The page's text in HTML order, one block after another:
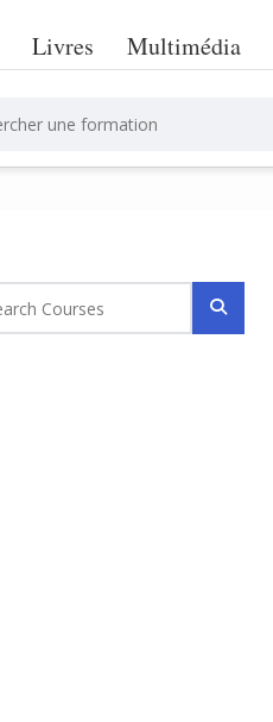
Livres Multimédia